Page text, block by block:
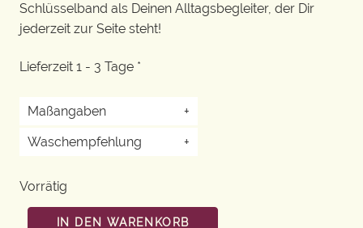
Schlüsselband als Deinen Alltagsbegleiter, der Dir
jederzeit zur Seite steht!
Lieferzeit 1 - 3 Tage *
Maßangaben
+
Waschempfehlung
+
Vorrätig
IN DEN WARENKORB